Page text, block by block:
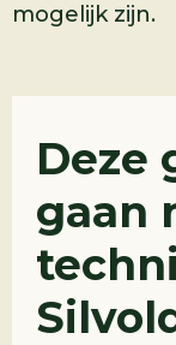
mogelijk zijn.
Deze
gaan